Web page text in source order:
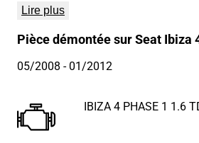
Lire plus
Pièce démontée sur Seat Ibiza
05/2008- 01/2012
IBIZA 4 PHASE 1 1.6